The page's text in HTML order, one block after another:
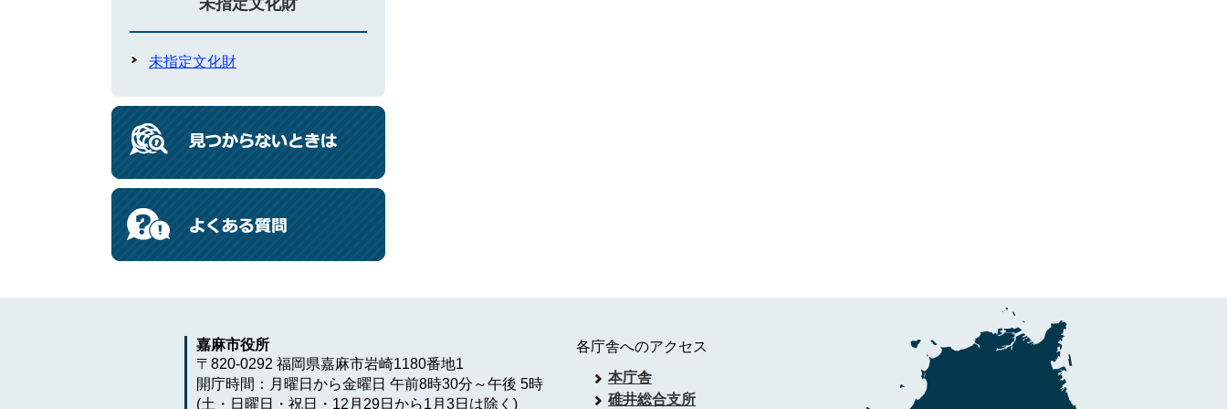
未指定文化財
未指定文化財
嘉麻市役所
〒820-0292 福岡県嘉麻市岩崎1180番地1
開庁時間：月曜日から金曜日 午前8時30分～午後 5時
(土・日曜日・祝日・12月29日から1月3日は除く)
各庁舎へのアクセス
本庁舎
碓井総合支所